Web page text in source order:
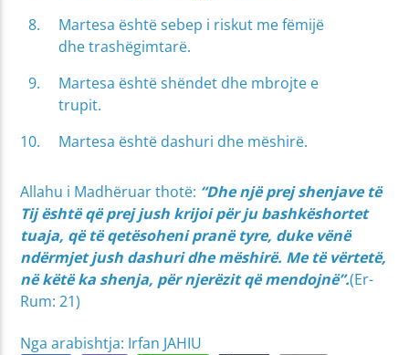
Martesa është sebep i riskut me fëmijë
dhe trashëgimtarë.
Martesa është shëndet dhe mbrojte e
trupit.
Martesa është dashuri dhe mëshirë.
Allahu i Madhëruar thotë: “Dhe një prej shenjave të
Tij është që prej jush krijoi për ju bashkëshortet
tuaja, që të qetësoheni pranë tyre, duke vënë
ndërmjet jush dashuri dhe mëshirë. Me të vërtetë,
në këtë ka shenja, për njerëzit që mendojnë”.(Er-
Rum: 21)
Nga arabishtja: Irfan JAHIU